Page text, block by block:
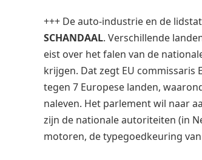
+++ De auto-industrie en de
SCHANDAAL. Verschillende
eist over het falen van de
krijgen. Dat zegt EU commissaris
tegen 7 Europese landen,
naleven. Het parlement wil naar
zijn de nationale autoriteiten (in
motoren, de typegoedkeuring